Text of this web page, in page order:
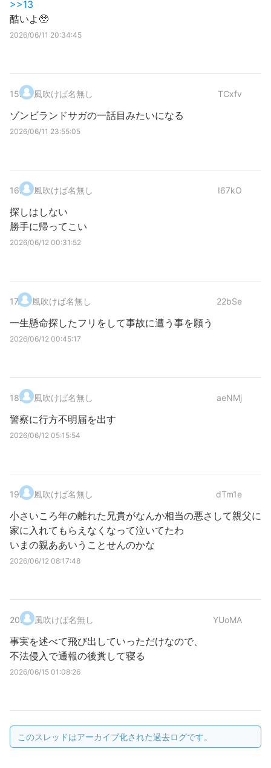
>>13
酷いよ🥹
2026/06/11 20:34:45
15. 風吹けば名無し TCxfv
ゾンビランドサガの一話目みたいになる
2026/06/11 23:55:05
16. 風吹けば名無し I67kO
探しはしない
勝手に帰ってこい
2026/06/12 00:31:52
17. 風吹けば名無し 22bSe
一生懸命探したフリをして事故に遭う事を願う
2026/06/12 00:45:17
18. 風吹けば名無し aeNMj
警察に行方不明届を出す
2026/06/12 05:15:54
19. 風吹けば名無し dTm1e
小さいころ年の離れた兄貴がなんか相当の悪さして親父に
家に入れてもらえなくなって泣いてたわ
いまの親ああいうことせんのかな
2026/06/12 08:17:48
20. 風吹けば名無し YUoMA
事実を述べて飛び出していっただけなので、
不法侵入で通報の後糞して寝る
2026/06/15 01:08:26
このスレッドはアーカイブ化された過去ログです。